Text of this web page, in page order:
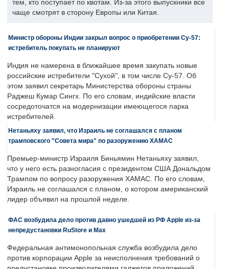
тем, кто поступает по квотам. Из-за этого выпускники все
чаще смотрят в сторону Европы или Китая.
Министр обороны Индии закрыл вопрос о приобретении Су-57:
истребитель покупать не планируют
Индия не намерена в ближайшее время закупать новые
российские истребители "Сухой", в том числе Су-57. Об
этом заявил секретарь Министерства обороны страны
Раджеш Кумар Сингх. По его словам, индийские власти
сосредоточатся на модернизации имеющегося парка
истребителей.
Нетаньяху заявил, что Израиль не соглашался с планом
трамповского "Совета мира" по разоружению ХАМАС
Премьер-министр Израиля Биньямин Нетаньяху заявил,
что у него есть разногласия с президентом США Дональдом
Трампом по вопросу разоружения ХАМАС. По его словам,
Израиль не соглашался с планом, о котором американский
лидер объявил на прошлой неделе.
ФАС возбудила дело против давно ушедшей из РФ Apple из-за
непредустановки RuStore и Max
Федеральная антимонопольная служба возбудила дело
против корпорации Apple за неисполнения требований о